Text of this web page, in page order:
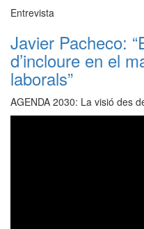
Entrevista
Javier Pacheco:
d’incloure en el
laborals”
AGENDA 2030: La visió des